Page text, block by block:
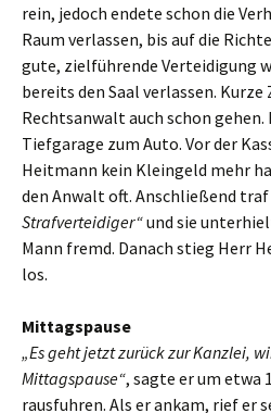
rein, jedoch endete schon die
Raum verlassen, bis auf die
gute, zielführende Verteidigung
bereits den Saal verlassen.
Rechtsanwalt auch schon gehen.
Tiefgarage zum Auto. Vor der
Heitmann kein Kleingeld mehr
den Anwalt oft. Anschließend
Strafverteidiger“und sie
Mann fremd. Danach stieg Herr
los.
Mittagspause
„Es geht jetzt zurück zur Kanzlei,
Mittagspause“, sagte er um etwa
rausfuhren. Als er ankam, rief er